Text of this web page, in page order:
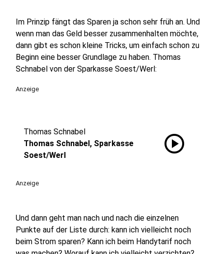
Im Prinzip fängt das Sparen ja schon sehr früh an. Und
wenn man das Geld besser zusammenhalten möchte,
dann gibt es schon kleine Tricks, um einfach schon zu
Beginn eine besser Grundlage zu haben. Thomas
Schnabel von der Sparkasse Soest/Werl:
Anzeige
Thomas Schnabel
Thomas Schnabel, Sparkasse
Soest/Werl
play_circle
Anzeige
Und dann geht man nach und nach die einzelnen
Punkte auf der Liste durch: kann ich vielleicht noch
beim Strom sparen? Kann ich beim Handytarif noch